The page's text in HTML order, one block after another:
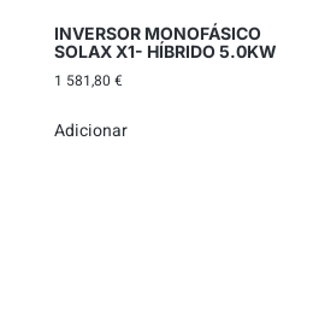
INVERSOR MONOFÁSICO
SOLAX X1- HÍBRIDO 5.0KW
1 581,80 €
Adicionar